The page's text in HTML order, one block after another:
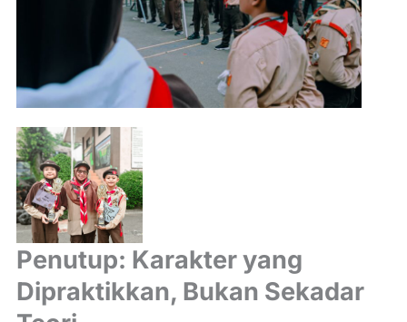
Penutup: Karakter yang
Dipraktikkan, Bukan Sekadar